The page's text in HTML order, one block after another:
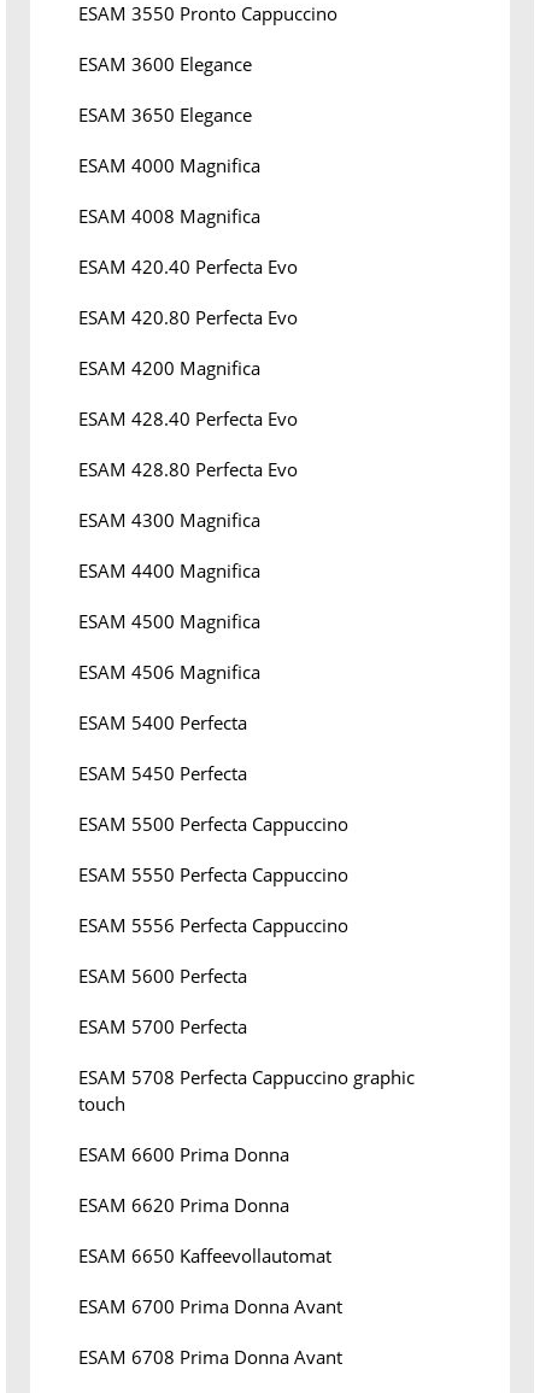
ESAM 3550 Pronto Cappuccino
ESAM 3600 Elegance
ESAM 3650 Elegance
ESAM 4000 Magnifica
ESAM 4008 Magnifica
ESAM 420.40 Perfecta Evo
ESAM 420.80 Perfecta Evo
ESAM 4200 Magnifica
ESAM 428.40 Perfecta Evo
ESAM 428.80 Perfecta Evo
ESAM 4300 Magnifica
ESAM 4400 Magnifica
ESAM 4500 Magnifica
ESAM 4506 Magnifica
ESAM 5400 Perfecta
ESAM 5450 Perfecta
ESAM 5500 Perfecta Cappuccino
ESAM 5550 Perfecta Cappuccino
ESAM 5556 Perfecta Cappuccino
ESAM 5600 Perfecta
ESAM 5700 Perfecta
ESAM 5708 Perfecta Cappuccino graphic
touch
ESAM 6600 Prima Donna
ESAM 6620 Prima Donna
ESAM 6650 Kaffeevollautomat
ESAM 6700 Prima Donna Avant
ESAM 6708 Prima Donna Avant